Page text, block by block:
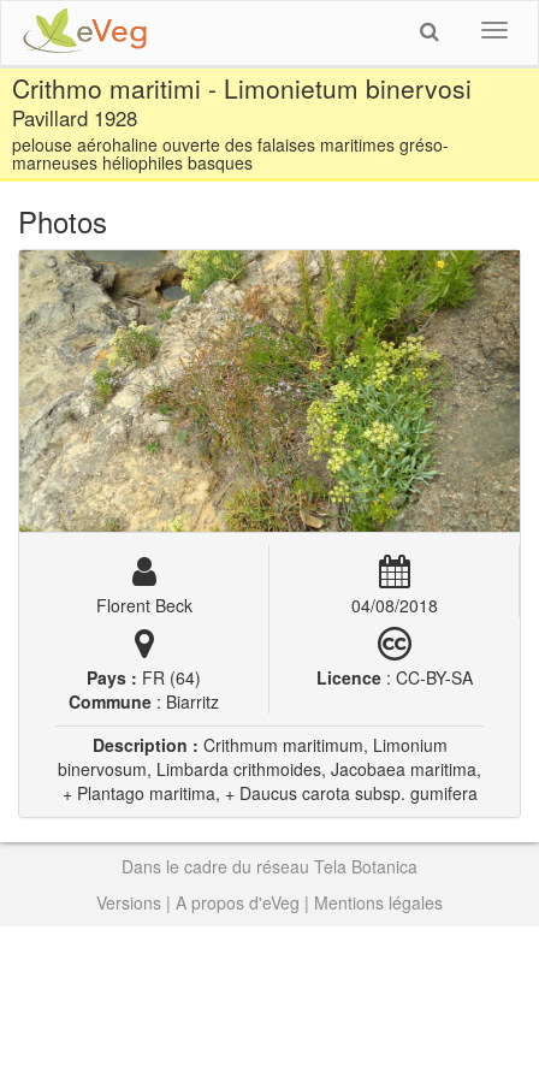
Crithmo maritimi - Limonietum binervosi
Pavillard 1928
pelouse aérohaline ouverte des falaises maritimes gréso-
marneuses héliophiles basques
Photos
Florent Beck 04/08/2018
Pays : FR (64)
Commune : Biarritz
Licence : CC-BY-SA
Description : Crithmum maritimum, Limonium
binervosum, Limbarda crithmoides, Jacobaea maritima,
+ Plantago maritima, + Daucus carota subsp. gumifera
Dans le cadre du réseau Tela Botanica
Versions | A propos d'eVeg | Mentions légales